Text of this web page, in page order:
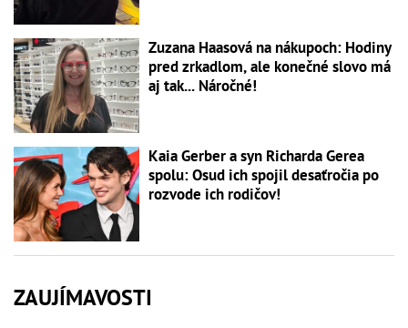
Zuzana Haasová na nákupoch: Hodiny
pred zrkadlom, ale konečné slovo má
aj tak... Náročné!
Kaia Gerber a syn Richarda Gerea
spolu: Osud ich spojil desaťročia po
rozvode ich rodičov!
ZAUJÍMAVOSTI